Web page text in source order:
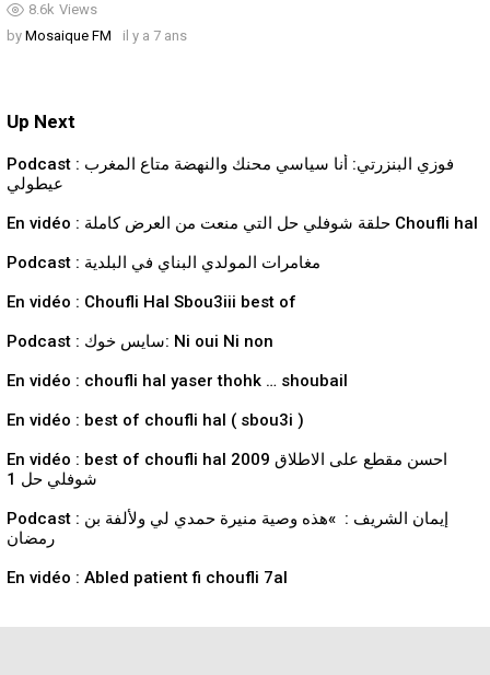
8.6k Views
by Mosaique FM il y a 7 ans
Up Next
Podcast : فوزي البنزرتي: أنا سياسي محنك والنهضة متاع المغرب
عيطولي
En vidéo : حلقة شوفلي حل التي منعت من العرض كاملة Choufli hal
Podcast : مغامرات المولدي البناي في البلدية
En vidéo : Choufli Hal Sbou3iii best of
Podcast : سايس خوك: Ni oui Ni non
En vidéo : choufli hal yaser thohk … shoubail
En vidéo : best of choufli hal ( sbou3i )
En vidéo : best of choufli hal 2009 احسن مقطع على الاطلاق
شوفلي حل 1
Podcast : إيمان الشريف : »هذه وصية منيرة حمدي لي ولألفة بن
رمضان
En vidéo : Abled patient fi choufli 7al